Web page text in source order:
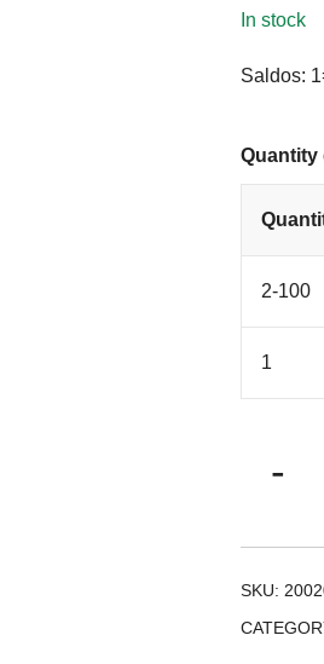
In stock
Saldos:
2-100
1
-
SKU: